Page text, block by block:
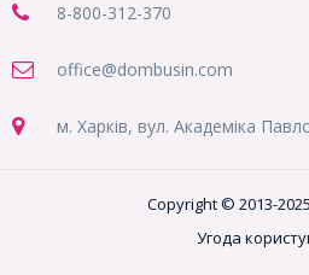
8-800-312-370
office@dombusin.com
м. Харків, вул. Академіка
Copyright © 2013-
Угода